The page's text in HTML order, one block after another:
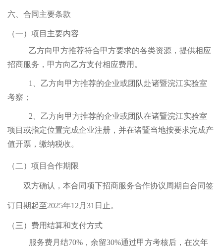
六、合同主要条款
（一）项目主要内容
乙方向甲方推荐符合甲方要求的各类资源，提供相应
招商服务，甲方向乙方支付相应费用。
1、乙方向甲方推荐的企业或团队赴诸暨浣江实验室
考察；
2、乙方向甲方推荐的企业或团队在诸暨浣江实验室
项目或指定位置完成企业注册，并在诸暨当地按要求完成产
值开票，缴纳税收。
（二）项目合作期限
双方确认，本合同项下招商服务合作协议周期自合同签
订日期起至2025年12月31日止。
（三）费用结算和支付方式
服务费月结70%，余留30%通过甲方考核后，在次年